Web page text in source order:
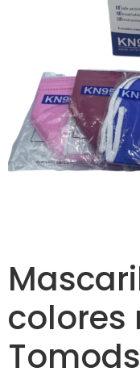
colores
Tomods